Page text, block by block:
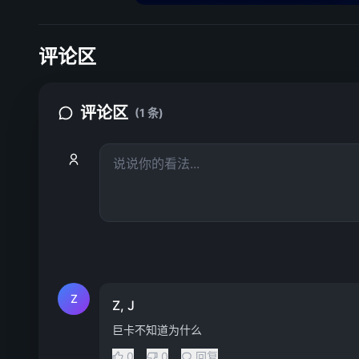
评论区
评论区 (1 条)
Z Z, J
巨卡不知道为什么
0
0 回复